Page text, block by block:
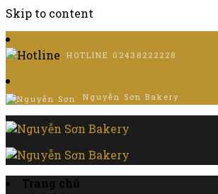
Skip to content
HOTLINE 02438222228
Nguyễn Sơn Bakery
Trang chủ